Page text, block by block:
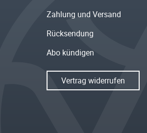
Zahlung und Versand
Rücksendung
Abo kündigen
Vertrag widerrufen